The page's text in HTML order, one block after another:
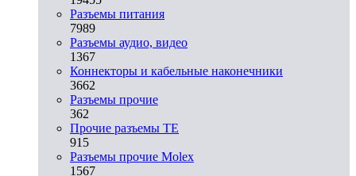
Разъeмы питания
7989
Разъeмы аудио, видео
1367
Коннекторы и кабельные наконечники
3662
Разъeмы прочие
362
Прочие разъемы TE
915
Разъемы прочие Molex
1567